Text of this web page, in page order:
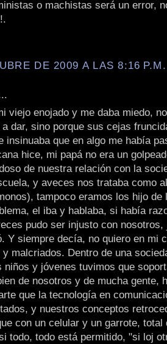
o machistas será un error,
DE 2009 A LAS 8:16 P.M.
viejo enojado y me daba miedo,
dar, sino porque sus cejas
insinuaba que en algo me había
hice, mi papá no era un
de nuestra relación con la
y aveces nos trataba como
tampoco eramos los hijo de
el iba y hablaba, si había
pudo ser injusto con nosotros,
Y siempre decía, no quiero en mi
y malcriados. Dentro de una
niños y jóvenes tuvimos que
de nosotros y de mucha gente,
que la tecnología en
y nuestros conceptos
con un celular y un garrote, total
todo, todo está permitido, "si loj